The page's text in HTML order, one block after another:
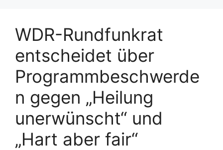
WDR-Rundfunkrat
entscheidet über
Programmbeschwerde
n gegen „Heilung
unerwünscht“ und
„Hart aber fair“